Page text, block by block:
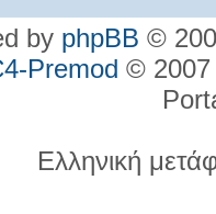
by phpBB ©
Premod © 2007
Ελληνική